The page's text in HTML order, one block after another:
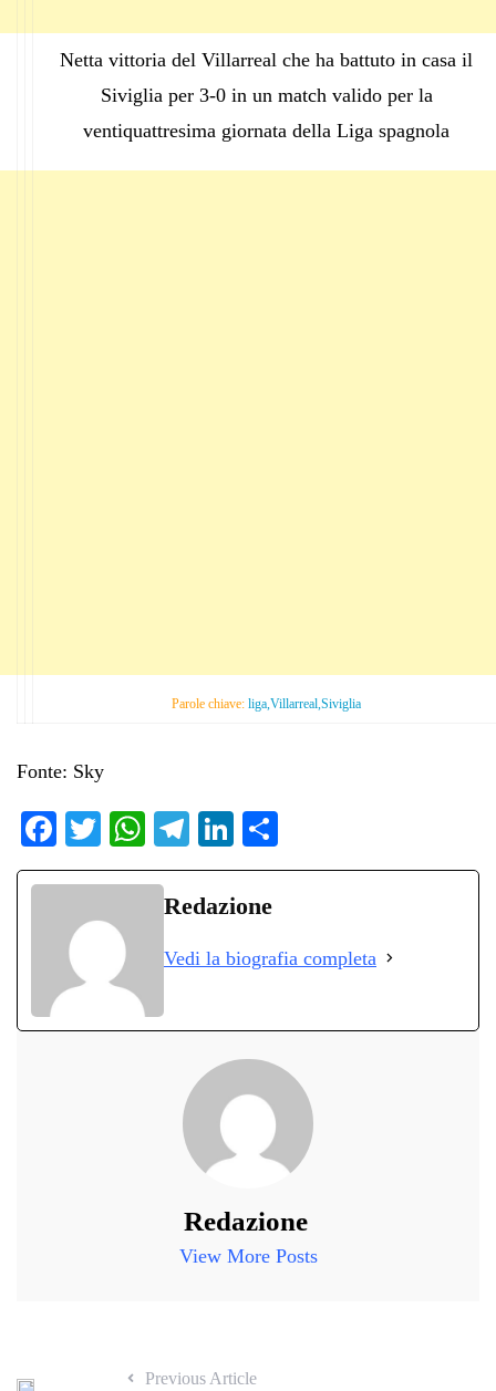
Netta vittoria del Villarreal che ha battuto in casa il
Siviglia per 3-0 in un match valido per la
ventiquattresima giornata della Liga spagnola
Parole chiave: liga,Villarreal,Siviglia
Fonte: Sky
Fa
ce
ok
T
wi
r
W
ha
ts
pp
Te
le
gr
m
Li
nk
ed
on
di
Redazione
Vedi la biografia completa
Redazione
View More Posts
Previous Article